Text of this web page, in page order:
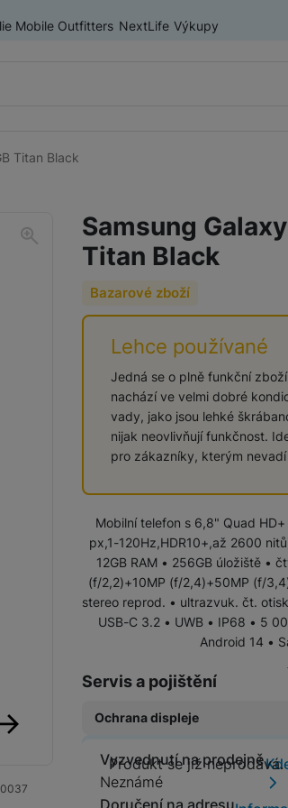
Mobile Outfitters NextLife Výkupy
Pixel
mobilní telefony
Levné telefony
Xiaomi
Redmi
Redmi Note
iPhone
Titan Black
Samsung
Titan Black
Bazarové zboží
Lehce používané
Jedná se o plně funkční
nachází ve velmi dobré
vady, jako jsou lehké
nijak neovlivňují funkčnost.
pro zákazníky, kterým
Mobilní telefon s 6,8" Quad
px,1-120Hz,HDR10+,až 2600
12GB RAM • 256GB úložiště •
(f/2,2)+10MP (f/2,4)+50MP (f/
stereo reprod. • ultrazvuk. čt.
USB-C 3.2 • UWB • IP68 • 5
Android 14 •
Servis a pojištění
Ochrana displeje
Original Air
(Ultratenká ochrana
displeje)
Ochranná
Produkt se
Produkt se již neprodává.
Vyzvednutí na prodejně
Neznámé